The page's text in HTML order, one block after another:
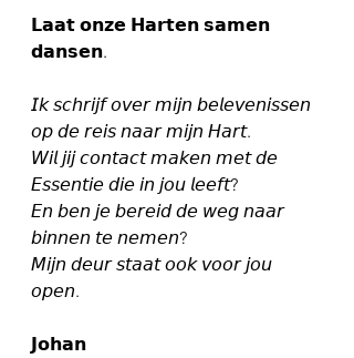
𝗟𝗮𝗮𝘁 𝗼𝗻𝘇𝗲 𝗛𝗮𝗿𝘁𝗲𝗻 𝘀𝗮𝗺𝗲𝗻
𝗱𝗮𝗻𝘀𝗲𝗻.
𝘐𝘬 𝘴𝘤𝘩𝘳𝘪𝘫𝘧 𝘰𝘷𝘦𝘳 𝘮𝘪𝘫𝘯 𝘣𝘦𝘭𝘦𝘷𝘦𝘯𝘪𝘴𝘴𝘦𝘯
𝘰𝘱 𝘥𝘦 𝘳𝘦𝘪𝘴 𝘯𝘢𝘢𝘳 𝘮𝘪𝘫𝘯 𝘏𝘢𝘳𝘵.
𝘞𝘪𝘭 𝘫𝘪𝘫 𝘤𝘰𝘯𝘵𝘢𝘤𝘵 𝘮𝘢𝘬𝘦𝘯 𝘮𝘦𝘵 𝘥𝘦
𝘌𝘴𝘴𝘦𝘯𝘵𝘪𝘦 𝘥𝘪𝘦 𝘪𝘯 𝘫𝘰𝘶 𝘭𝘦𝘦𝘧𝘵?
𝘌𝘯 𝘣𝘦𝘯 𝘫𝘦 𝘣𝘦𝘳𝘦𝘪𝘥 𝘥𝘦 𝘸𝘦𝘨 𝘯𝘢𝘢𝘳
𝘣𝘪𝘯𝘯𝘦𝘯 𝘵𝘦 𝘯𝘦𝘮𝘦𝘯?
𝘔𝘪𝘫𝘯 𝘥𝘦𝘶𝘳 𝘴𝘵𝘢𝘢𝘵 𝘰𝘰𝘬 𝘷𝘰𝘰𝘳 𝘫𝘰𝘶
𝘰𝘱𝘦𝘯.
𝗝𝗼𝗵𝗮𝗻